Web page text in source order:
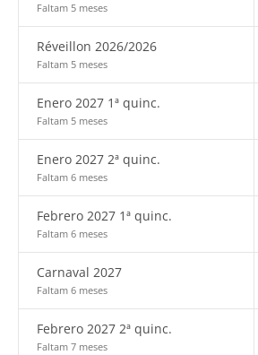
Faltam 5 meses
Réveillon 2026/2026
Faltam 5 meses
Enero 2027 1ª quinc.
Faltam 5 meses
Enero 2027 2ª quinc.
Faltam 6 meses
Febrero 2027 1ª quinc.
Faltam 6 meses
Carnaval 2027
Faltam 6 meses
Febrero 2027 2ª quinc.
Faltam 7 meses